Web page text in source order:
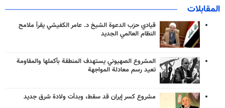
المقابلات
قيادي حزب الدعوة الشيخ د. عامر الكفيشي يقرأ ملامح
النظام العالمي الجديد
المشروع الصهيوني يستهدف المنطقة بأكملها والمقاومة
تعيد رسم معادلة المواجهة
مشروع كسر إيران قد سقط، وبدأت ولادة شرق جديد